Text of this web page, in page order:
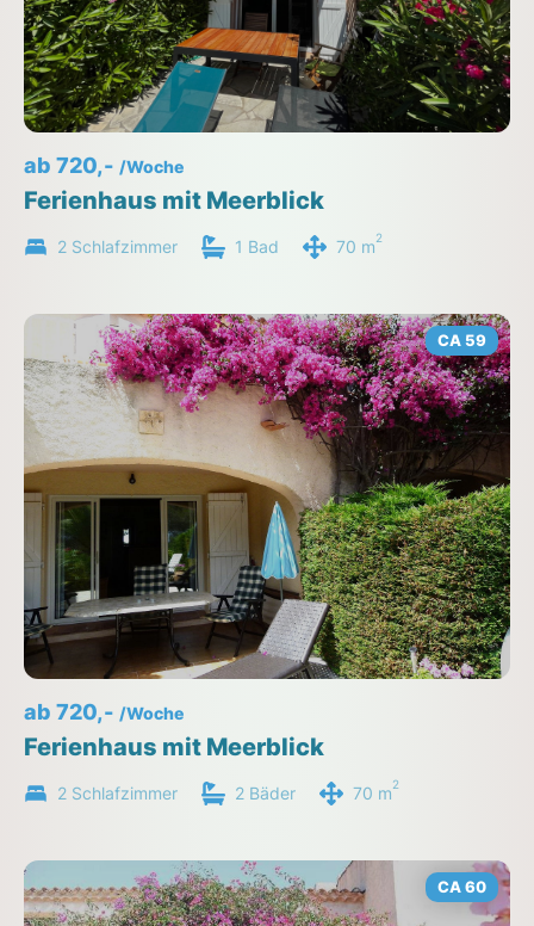
ab 720,- /Woche
Ferienhaus mit Meerblick
2 Schlafzimmer 1 Bad 70 m2
CA 59
ab 720,- /Woche
Ferienhaus mit Meerblick
2 Schlafzimmer 2 Bäder 70 m2
CA 60